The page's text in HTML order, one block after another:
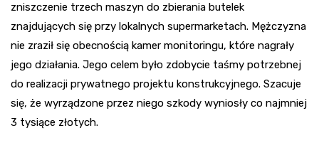
zniszczenie trzech maszyn do zbierania butelek
znajdujących się przy lokalnych supermarketach. Mężczyzna
nie zraził się obecnością kamer monitoringu, które nagrały
jego działania. Jego celem było zdobycie taśmy potrzebnej
do realizacji prywatnego projektu konstrukcyjnego. Szacuje
się, że wyrządzone przez niego szkody wyniosły co najmniej
3 tysiące złotych.